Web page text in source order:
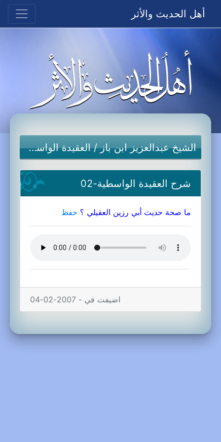
أهل الحديث والأثر
الشيخ عبدالعزيز ابن باز/العقيدة الواسطية
شرح العقيدة الواسطية-02
ما صحة حديث أبي رزين العقيلي ؟ حفظ
اضيفت في - 2007-02-04